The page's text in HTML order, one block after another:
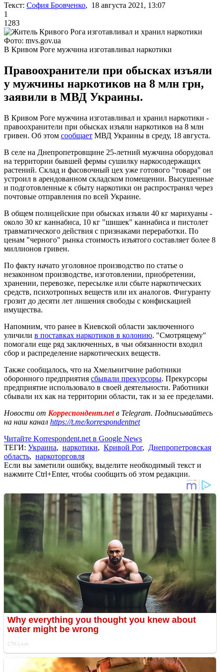
Текст: София Бровченко, 18 августа 2021, 13:07
1
1283
Фото: mvs.gov.ua
В Кривом Роге мужчина изготавливал наркотики
Правоохранители при обысках изъяли
у мужчины наркотиков на 8 млн грн,
заявили в МВД Украины.
В Кривом Роге мужчина изготавливал и хранил наркотики -
правоохранители при обысках изъяли наркотиков на 8 млн
гривен. Об этом сообщает МВД Украины в среду, 18 августа.
В селе на Днепропетровщине 25-летний мужчина оборудовал
на территории бывшей фермы сушилку наркосодержащих
растений. Склад и фасовочный цех уже готового "товара" он
устроил в арендованном складском помещении. Высушенные
и подготовленные к сбыту наркотики он распространял через
почтовые отправления по всей Украине.
В общем полицейские при обысках изъяли 40 кг марихуаны -
около 30 кг каннабиса, 10 кг "шишек" каннабиса и пистолет
травматического действия с признаками переработки. По
ценам "черного" рынка стоимость изъятого составляет более 8
миллионов гривен.
По факту начато уголовное производство по статье о
незаконном производстве, изготовлении, приобретении,
хранении, перевозке, пересылке или сбыте наркотических
средств, психотропных веществ или их аналогов. Фигуранту
грозит до десяти лет лишения свободы с конфискацией
имущества.
Напомним, что ранее в Киевской области заключенного
уличили в поставках наркотиков в колонию. "Смотрящему"
помогали еще ряд заключенных, в чьи обязанности входил
сбор и распределение наркотических веществ.
Также сообщалось, что на Хмельнитчине работники
оборонного предприятия сбывали прекурсоры. Прекурсоры
предприятие использовало в своей деятельности. Работники
сбывали их как на территории области, так и за ее пределами.
Новости от Корреспондент.netв Telegram. Подписывайтесь
на наш канал https://t.me/korrespondentnet
Читайте Korrespondent.net в Google News
ТЕГИ: Украина, наркотики, Кривой Рог, Днепропетровская
область, наркоторговля
Если вы заметили ошибку, выделите необходимый текст и
нажмите Ctrl+Enter, чтобы сообщить об этом редакции.